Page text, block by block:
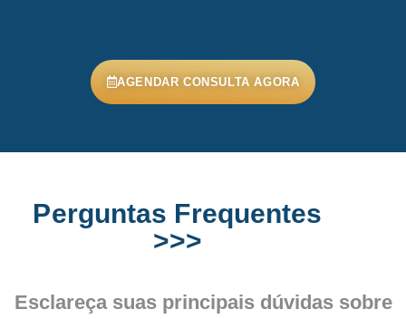
Perguntas Frequentes
>>>
Esclareça suas principais dúvidas sobre